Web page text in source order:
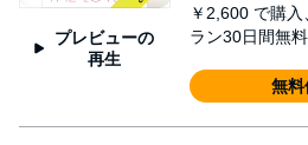
プレビューの
再生
￥2,600 で購
ラン30日間無
無料